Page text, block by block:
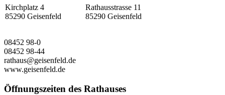
Kirchplatz 4
85290 Geisenfeld
Rathausstrasse 11
85290 Geisenfeld
08452 98-0
08452 98-44
rathaus@geisenfeld.de
www.geisenfeld.de
Öffnungszeiten des Rathauses